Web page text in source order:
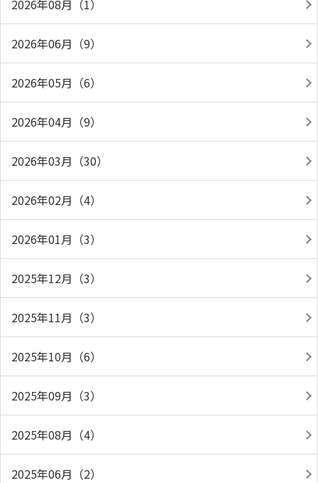
2026年08月（1）
2026年06月（9）
2026年05月（6）
2026年04月（9）
2026年03月（30）
2026年02月（4）
2026年01月（3）
2025年12月（3）
2025年11月（3）
2025年10月（6）
2025年09月（3）
2025年08月（4）
2025年06月（2）